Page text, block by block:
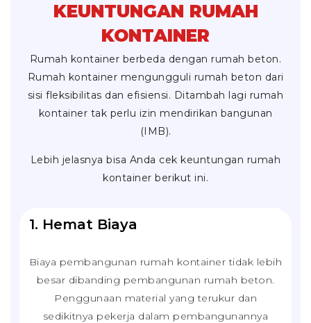
KEUNTUNGAN RUMAH
KONTAINER
Rumah kontainer berbeda dengan rumah beton.
Rumah kontainer mengungguli rumah beton dari
sisi fleksibilitas dan efisiensi. Ditambah lagi rumah
kontainer tak perlu izin mendirikan bangunan
(IMB).
Lebih jelasnya bisa Anda cek keuntungan rumah
kontainer berikut ini.
1. Hemat Biaya
Biaya pembangunan rumah kontainer tidak lebih
besar dibanding pembangunan rumah beton.
Penggunaan material yang terukur dan
sedikitnya pekerja dalam pembangunannya